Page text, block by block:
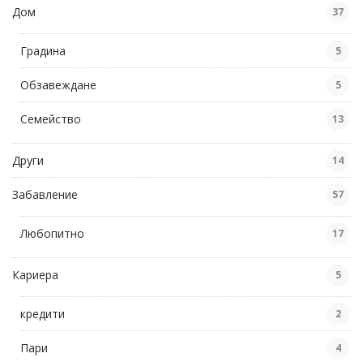
Дом 37
Градина 5
Обзавеждане 5
Семейство 13
Други 14
Забавление 57
Любопитно 17
Кариера 5
кредити 2
Пари 4